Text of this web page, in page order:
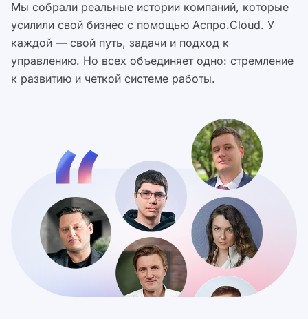
Мы собрали реальные истории компаний, которые
усилили свой бизнес с помощью Аспро.Cloud. У
каждой — свой путь, задачи и подход к
управлению. Но всех объединяет одно: стремление
к развитию и четкой системе работы.